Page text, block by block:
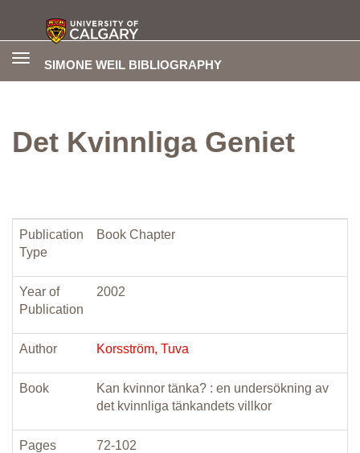
SIMONE WEIL BIBLIOGRAPHY
Toggle
Det Kvinnliga Geniet
Publication
Type
Book Chapter
Year of
Publication
2002
Author Korsström, Tuva
Book
Kan kvinnor tänka? : en undersökning av
det kvinnliga tänkandets villkor
Pages 72-102